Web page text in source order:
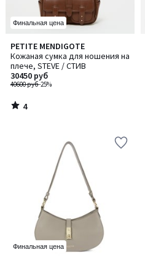
Финальная цена
PETITE MENDIGOTE
Кожаная сумка для ношения на
плече, STEVE / СТИВ
40600 руб-25%
30450 руб
4
/
5
4
/
Финальная цена